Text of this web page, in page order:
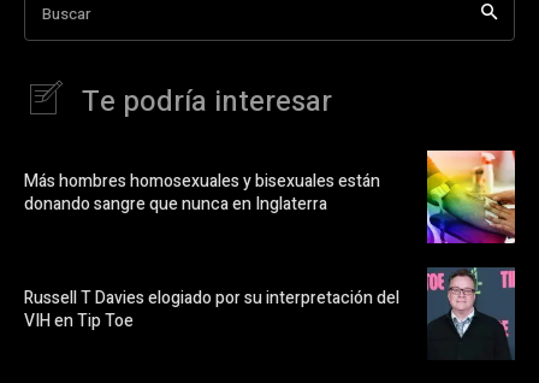
Buscar
Te podría interesar
Más hombres homosexuales y bisexuales están
donando sangre que nunca en Inglaterra
Russell T Davies elogiado por su interpretación del
VIH en Tip Toe